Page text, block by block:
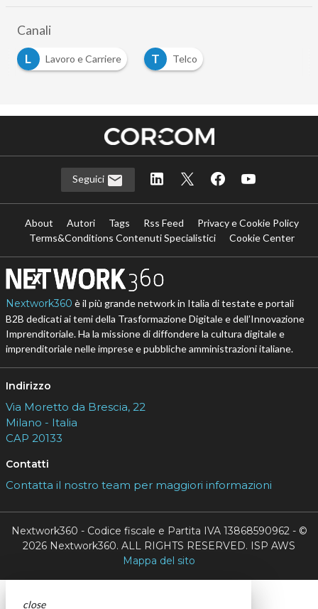
Canali
L
Lavoro e Carriere T
Telco
Seguici
About Autori Tags Rss Feed
Privacy e Cookie Policy
Terms&Conditions Contenuti Specialistici
Cookie Center
Nextwork360 è il più grande network in Italia di testate e portali
B2B dedicati ai temi della Trasformazione Digitale e dell’Innovazione
Imprenditoriale. Ha la missione di diffondere la cultura digitale e
imprenditoriale nelle imprese e pubbliche amministrazioni italiane.
Indirizzo
Via Moretto da Brescia, 22
Milano - Italia
CAP 20133
Contatti
Contatta il nostro team per maggiori informazioni
Nextwork360 - Codice fiscale e Partita IVA 13868590962 - ©
2026 Nextwork360. ALL RIGHTS RESERVED. ISP AWS
Mappa del sito
close